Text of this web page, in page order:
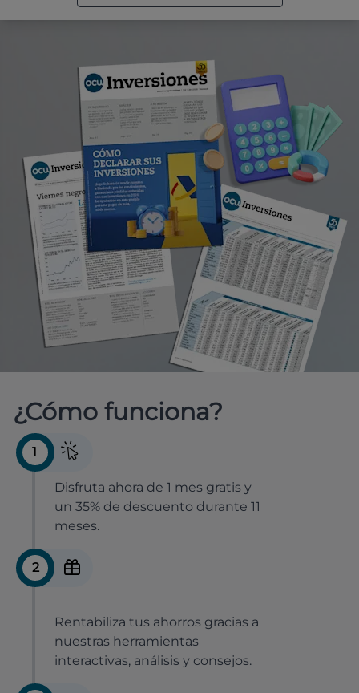
¿Cómo funciona?
1
Disfruta ahora de 1 mes gratis y
un 35% de descuento durante 11
meses.
2
Rentabiliza tus ahorros gracias a
nuestras herramientas
interactivas, análisis y consejos.